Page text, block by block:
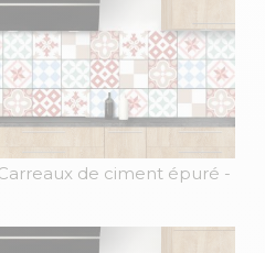
de ciment épuré -